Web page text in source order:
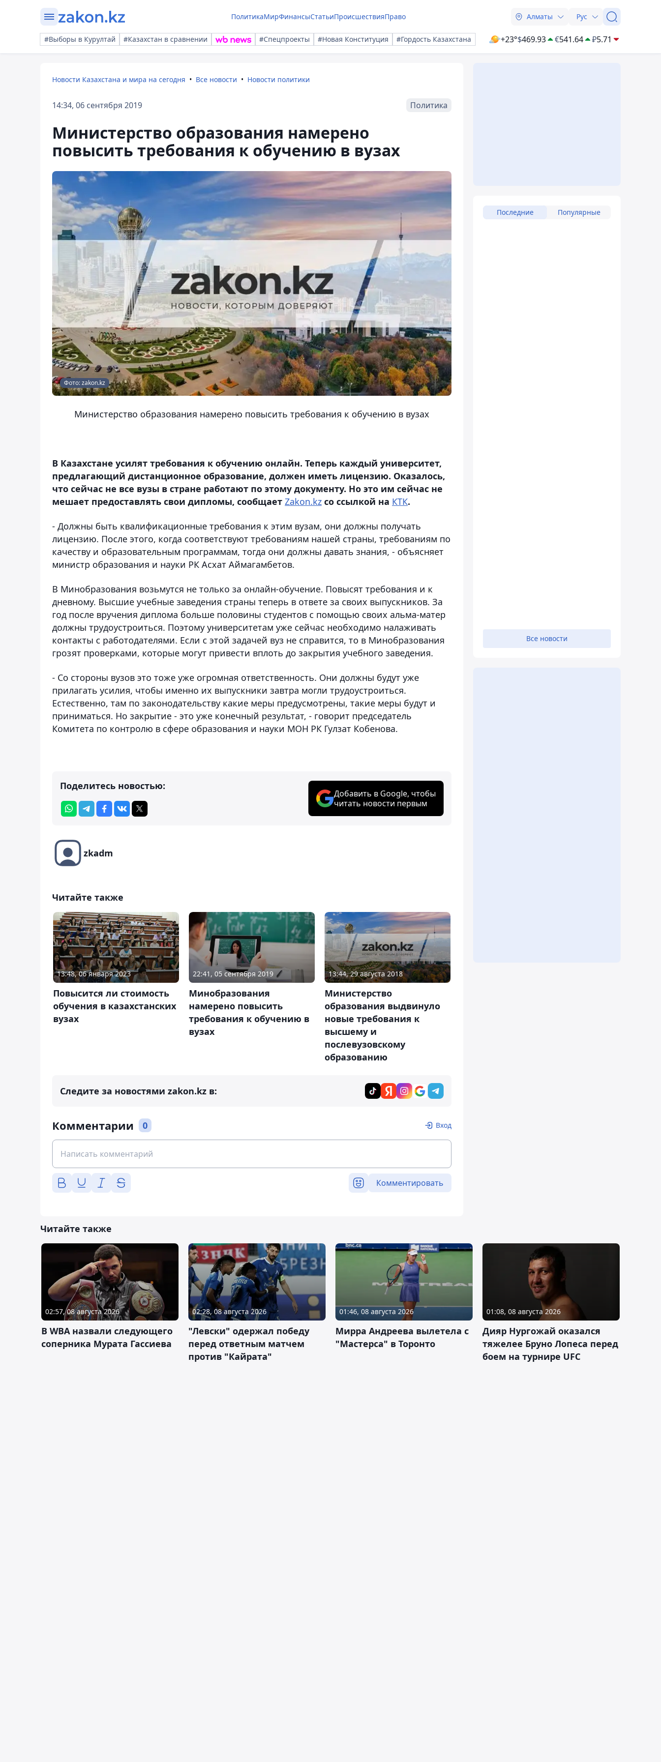
ПолитикаМирФинансыСтатьиПроисшествияПраво Алматы Рус
#Выборы в Курултай #Казахстан в сравнении #Спецпроекты #Новая Конституция #Гордость Казахстана +23°$469.93 €541.64 ₽5.71
Новости Казахстана и мира на сегодня Все новости Новости политики
14:34, 06 сентября 2019 Политика
Министерство образования намерено
повысить требования к обучению в вузах
Фото: zakon.kz
Министерство образования намерено повысить требования к обучению в вузах
В Казахстане усилят требования к обучению онлайн. Теперь каждый университет,
предлагающий дистанционное образование, должен иметь лицензию. Оказалось,
что сейчас не все вузы в стране работают по этому документу. Но это им сейчас не
мешает предоставлять свои дипломы, сообщает Zakon.kz со ссылкой на КТК.
- Должны быть квалификационные требования к этим вузам, они должны получать
лицензию. После этого, когда соответствуют требованиям нашей страны, требованиям по
качеству и образовательным программам, тогда они должны давать знания, - объясняет
министр образования и науки РК Асхат Аймагамбетов.
В Минобразования возьмутся не только за онлайн-обучение. Повысят требования и к
дневному. Высшие учебные заведения страны теперь в ответе за своих выпускников. За
год после вручения диплома больше половины студентов с помощью своих альма-матер
должны трудоустроиться. Поэтому университетам уже сейчас необходимо налаживать
контакты с работодателями. Если с этой задачей вуз не справится, то в Минобразования
грозят проверками, которые могут привести вплоть до закрытия учебного заведения.
- Со стороны вузов это тоже уже огромная ответственность. Они должны будут уже
прилагать усилия, чтобы именно их выпускники завтра могли трудоустроиться.
Естественно, там по законодательству какие меры предусмотрены, такие меры будут и
приниматься. Но закрытие - это уже конечный результат, - говорит председатель
Комитета по контролю в сфере образования и науки МОН РК Гулзат Кобенова.
Поделитесь новостью:
Добавить в Google, чтобы
читать новости первым
zkadm
Читайте также
13:48, 06 января 2023
Повысится ли стоимость
обучения в казахстанских
вузах
22:41, 05 сентября 2019
Минобразования
намерено повысить
требования к обучению в
вузах
13:44, 29 августа 2018
Министерство
образования выдвинуло
новые требования к
высшему и
послевузовскому
образованию
Следите за новостями zakon.kz в:
Комментарии 0 Вход
Комментировать
Последние Популярные
Все новости
Читайте также
02:57, 08 августа 2026
В WBA назвали следующего
соперника Мурата Гассиева
02:28, 08 августа 2026
"Левски" одержал победу
перед ответным матчем
против "Кайрата"
01:46, 08 августа 2026
Мирра Андреева вылетела с
"Мастерса" в Торонто
01:08, 08 августа 2026
Дияр Нургожай оказался
тяжелее Бруно Лопеса перед
боем на турнире UFC